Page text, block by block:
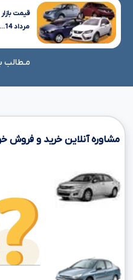
قیمت
مرداد 14...
مـطالب
مشاوره آنلاین خرید و فروش